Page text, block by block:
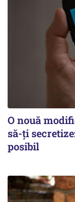
O nouă
să-ți
posibil